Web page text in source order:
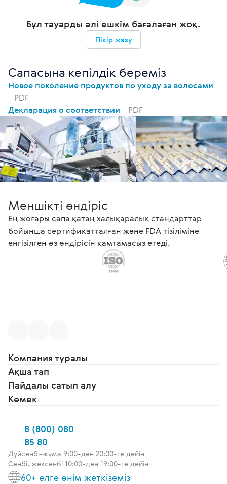
Бұл тауарды әлі ешкім бағалаған жоқ.
Пікір жазу
Сапасына кепілдік береміз
Новое поколение продуктов по уходу за волосами
PDF
Декларация о соответствии
PDF
Меншікті өндіріс
Ең жоғары сапа қатаң халықаралық стандарттар
бойынша сертификатталған және FDA тізіліміне
енгізілген өз өндірісін қамтамасыз етеді.
Компания туралы
Ақша тап
Пайдалы сатып алу
Көмек
8 (800) 080
85 80
Дүйсенбі-жұма 9:00-ден 20:00-ге дейін
Сенбі, жексенбі 10:00-ден 19:00-ге дейін
60+ елге өнім жеткіземіз